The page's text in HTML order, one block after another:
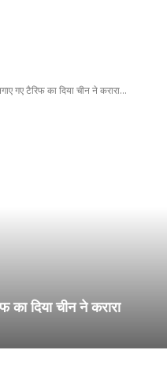
गए टैरिफ का दिया चीन ने करारा...
का दिया चीन ने करारा